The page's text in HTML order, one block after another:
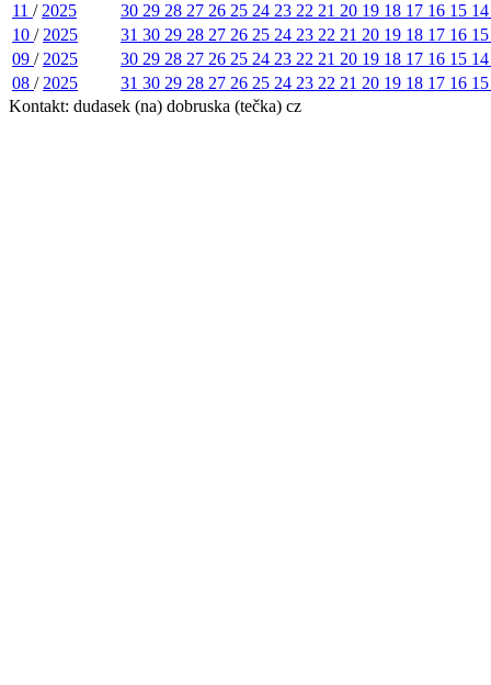
11 / 2025 30 29 28 27 26 25 24 23 22 21 20 19 18 17 16 15
10 / 2025 31 30 29 28 27 26 25 24 23 22 21 20 19 18 17 16
09 / 2025 30 29 28 27 26 25 24 23 22 21 20 19 18 17 16 15
08 / 2025 31 30 29 28 27 26 25 24 23 22 21 20 19 18 17 16
Kontakt: dudasek (na) dobruska (tečka) cz